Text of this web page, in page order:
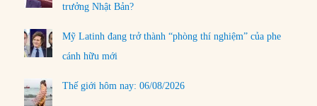
trưởng Nhật Bản?
Mỹ Latinh đang trở thành “phòng thí nghiệm” của phe
cánh hữu mới
Thế giới hôm nay: 06/08/2026